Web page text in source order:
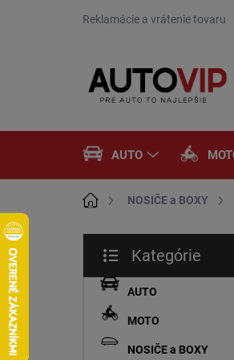
Reklamácie a vrátenie tovaru
AUTO
DomovNOSIČE a BOXY
č
kategórie
Kategórie
AUTO
MOTO
NOSIČE a BOXY